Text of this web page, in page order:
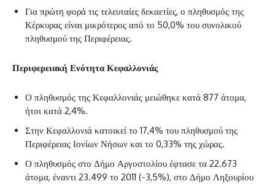
‌Για πρώτη φορά τις τελευταίες δεκαετίες, ο πληθυσμός της
Κέρκυρας είναι μικρότερος από το 50,0% του συνολικού
πληθυσμού της Περιφέρειας.
Περιφερειακή Ενότητα Κεφαλλονιάς
‌Ο πληθυσμός της Κεφαλλονιάς μειώθηκε κατά 877 άτομα,
ήτοι κατά 2,4%.
‌Στην Κεφαλλονιά κατοικεί το 17,4% του πληθυσμού της
Περιφέρειας Ιονίων Νήσων και το 0,33% της χώρας.
‌Ο πληθυσμός στο Δήμο Αργοστολίου έφτασε τα 22.673
άτομα, έναντι 23.499 το 2011 (-3,5%), στο Δήμο Ληξουρίου